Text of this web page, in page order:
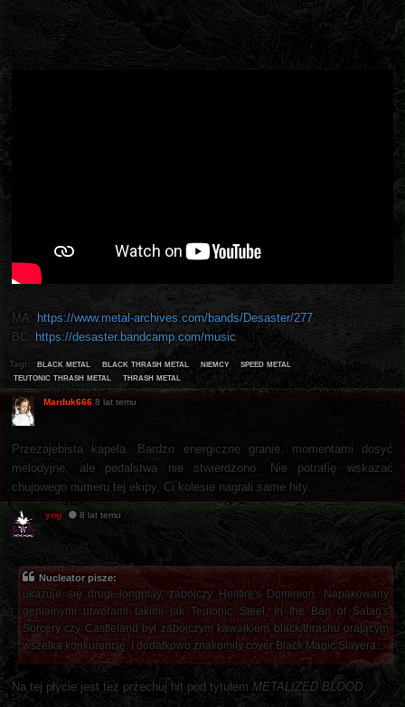
MA: https://www.metal-archives.com/bands/Desaster/277
BC: https://desaster.bandcamp.com/music
Tagi: black metal black thrash metal niemcy
speed metal
teutonic thrash metal
thrash metal
Marduk666 8 lat temu
Przezajebista kapela. Bardzo energiczne granie, momentami dosyć
melodyjne, ale pedalstwa nie stwierdzono. Nie potrafię wskazać
chujowego numeru tej ekipy, Ci kolesie nagrali same hity.
yog 8 lat temu
Nucleator pisze:
ukazuje się drugi longplay, zabójczy Hellfire's Dominion. Napakowany
genialnymi utworami takimi jak Teutonic Steel, In the Ban of Satan's
Sorcery czy Castleland był zabójczym kawałkiem black/thrashu orającym
wszelką konkurencję. I dodatkowo znakomity cover Black Magic Slayera...
Na tej płycie jest też przechuj hit pod tytułem METALIZED BLOOD.